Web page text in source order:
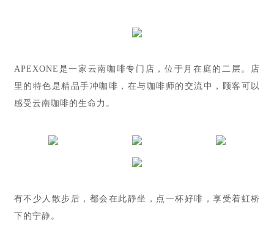
APEXONE是一家云南咖啡专门店，位于月在庭的二层。店
里的特色是精品手冲咖啡，在与咖啡师的交流中，顾客可以
感受云南咖啡的生命力。
有不少人散步后，都会在此静坐，点一杯好啡，享受着虹桥
下的宁静。